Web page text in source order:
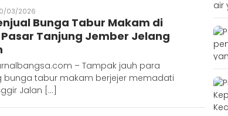
03/2026
Bunga Tabur Makam di
Tanjung Jember Jelang
– Tampak jauh para
bunga tabur makam berjejer memadati
Jalan […]